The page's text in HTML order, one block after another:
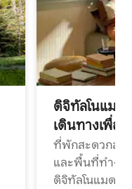
ดิจิทัลโนแมด
เดินทางเพื่อ
ที่พักสะดวกสบ
และพื้นที่ทำงา
ดิจิทัลโนแมดแ